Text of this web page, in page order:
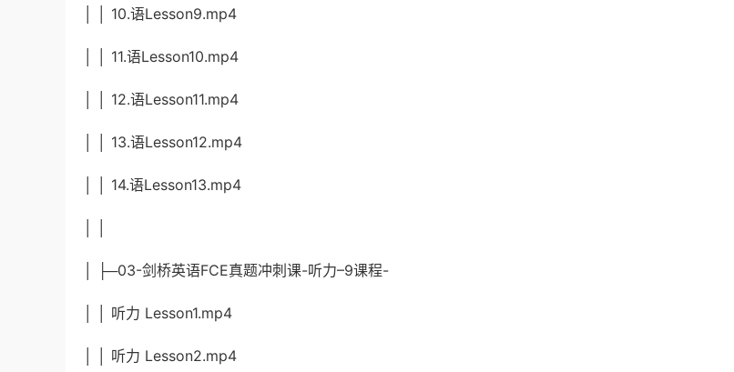
│ │ 10.语Lesson9.mp4
│ │ 11.语Lesson10.mp4
│ │ 12.语Lesson11.mp4
│ │ 13.语Lesson12.mp4
│ │ 14.语Lesson13.mp4
│ ├─03-剑桥英语FCE真题冲刺课-听力–9课程-
│ │ 听力 Lesson1.mp4
│ │ 听力 Lesson2.mp4